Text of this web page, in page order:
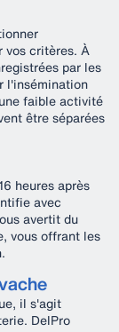
vos critères. À
par les
l'insémination
faible activité
être séparées
heures après
avec
avertit du
vous offrant les
il s'agit
DelPro